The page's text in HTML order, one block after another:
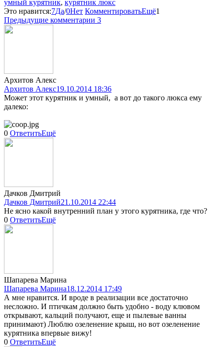
умный курятник, курятник люкс
Это нравится:7Да/0Нет КомментироватьЕщё1
Предыдущие комментарии 3
Архитов Алекс
Архитов Алекс19.10.2014 18:36
Может этот курятник и умный, а вот до такого люкса ему
далеко:
0 ОтветитьЕщё
Дачков Дмитрий
Дачков Дмитрий21.10.2014 22:44
Не ясно какой внутренний план у этого курятника, где что?
0 ОтветитьЕщё
Шапарева Марина
Шапарева Марина18.12.2014 17:49
А мне нравится. И вроде в реализации все достаточно
несложно. И птичкам должно быть удобно - воду клювом
открывают, кальций получают, еще и пылевые ванны
принимают) Люблю озеленение крыш, но вот озеленение
курятника впервые вижу!
0 ОтветитьЕщё